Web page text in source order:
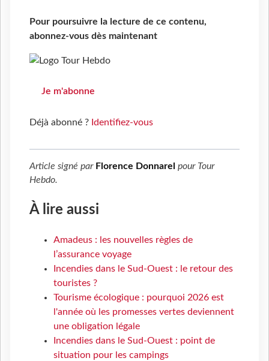
Pour poursuivre la lecture de ce contenu,
abonnez-vous dès maintenant
Je m'abonne
Déjà abonné ? Identifiez-vous
Article signé par Florence Donnarel pour Tour
Hebdo.
À lire aussi
Amadeus : les nouvelles règles de
l’assurance voyage
Incendies dans le Sud-Ouest : le retour des
touristes ?
Tourisme écologique : pourquoi 2026 est
l'année où les promesses vertes deviennent
une obligation légale
Incendies dans le Sud-Ouest : point de
situation pour les campings